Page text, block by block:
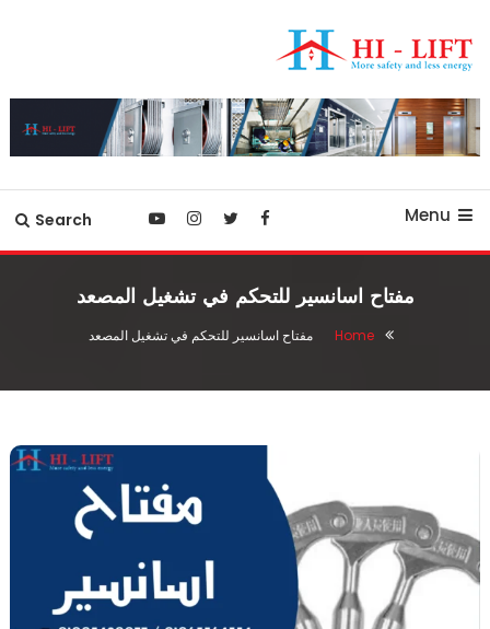
To
Content
hilift-egypt
Menu
Search
مفتاح اسانسير للتحكم في تشغيل المصعد
Home مفتاح اسانسير للتحكم في تشغيل المصعد